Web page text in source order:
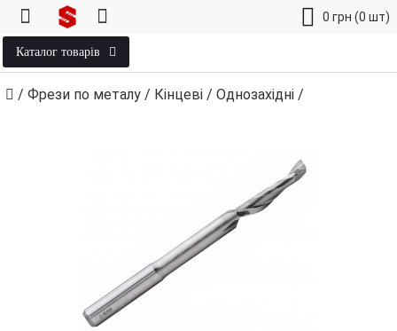
0 грн (0 шт)
Каталог товарів
/ Фрези по металу / Кінцеві / Однозахідні /